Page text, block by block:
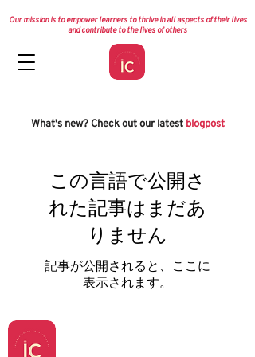
Our mission is to empower learners to thrive in all aspects of their lives
and contribute to the lives of others
What's new? Check out our latest blogpost
この言語で公開さ
れた記事はまだあ
りません
記事が公開されると、ここに
表示されます。
連絡先